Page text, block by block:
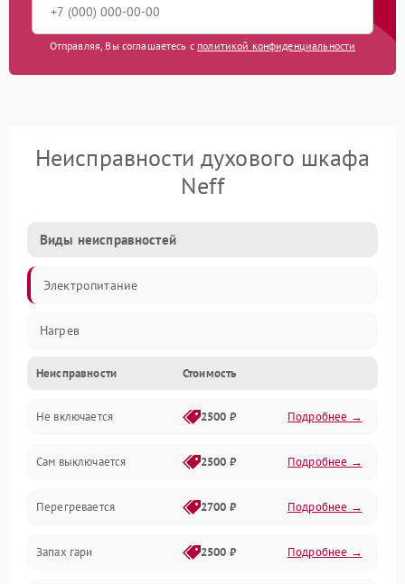
Отправляя, Вы соглашаетесь с политикой конфиденциальности
Неисправности духового шкафа
Neff
Виды неисправностей
Электропитание
Нагрев
Неисправности Стоимость
Не включается 2500 ₽ Подробнее →
Сам выключается 2500 ₽ Подробнее →
Перегревается 2700 ₽ Подробнее →
Запах гари 2500 ₽ Подробнее →